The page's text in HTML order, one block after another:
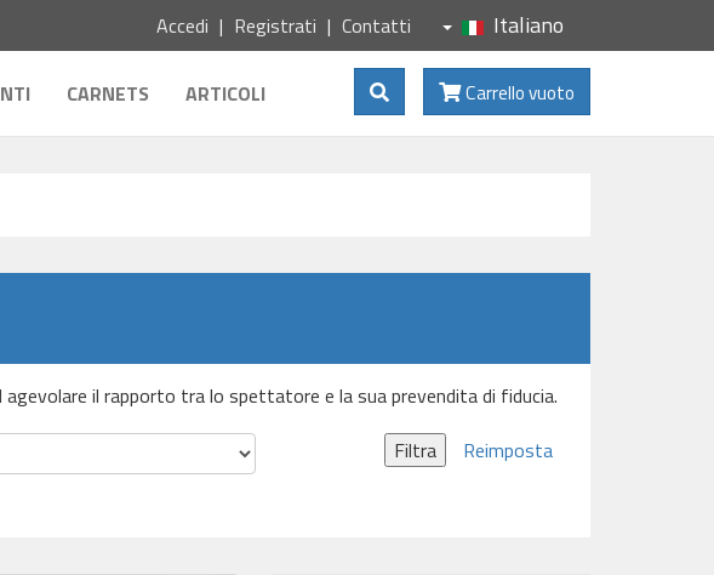
Accedi Registrati Contatti Italiano
CARNETS ARTICOLI Carrello vuoto
Mostra Ricerca
il rapporto tra lo spettatore e la sua prevendita di fiducia.
Filtra Reimposta